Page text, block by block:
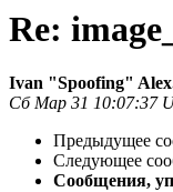
Re:
Ivan "Spoofing"
Сб Мар 31 10:07:37
Предыдущее
Следующее
Сообщения,